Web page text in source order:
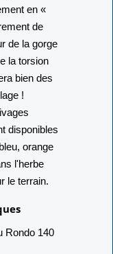
en «
de
de la gorge
la torsion
bien des
!
disponibles
orange
l'herbe
le terrain.
Rondo 140